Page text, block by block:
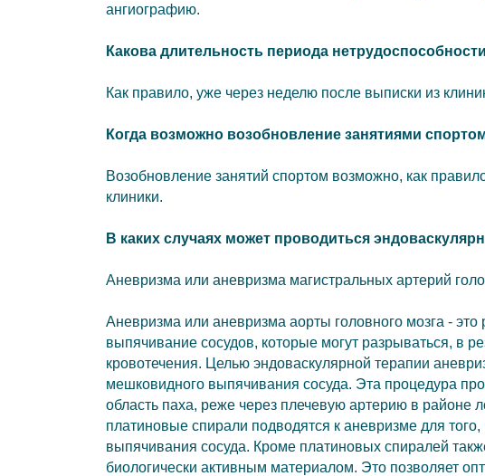
ангиографию.
Какова длительность периода
Как правило, уже через неделю после выписки из
Когда возможно возобновление занятиями
Возобновление занятий спортом возможно, как
клиники.
В каких случаях может проводиться
Аневризма или аневризма магистральных артерий
Аневризма или аневризма аорты головного мозга -
выпячивание сосудов, которые могут разрываться, в
кровотечения. Целью эндоваскулярной терапии
мешковидного выпячивания сосуда. Эта процедура
область паха, реже через плечевую артерию в районе
платиновые спирали подводятся к аневризме для
выпячивания сосуда. Кроме платиновых спиралей
биологически активным материалом. Это позволяет